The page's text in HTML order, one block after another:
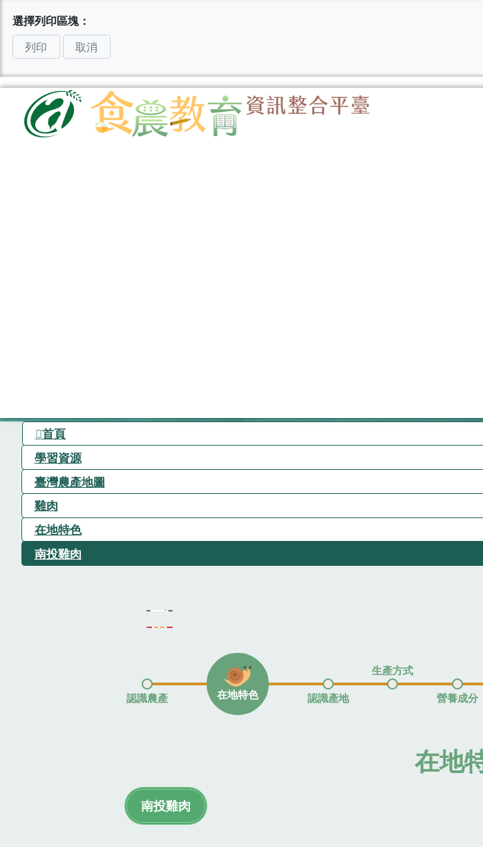
選擇列印區塊：
列印
取消
首頁
學習資源
臺灣農產地圖
雞肉
在地特色
南投雞肉
認識農產 在地特色 認識產地
生產方式
營養成分
在地
南投雞肉